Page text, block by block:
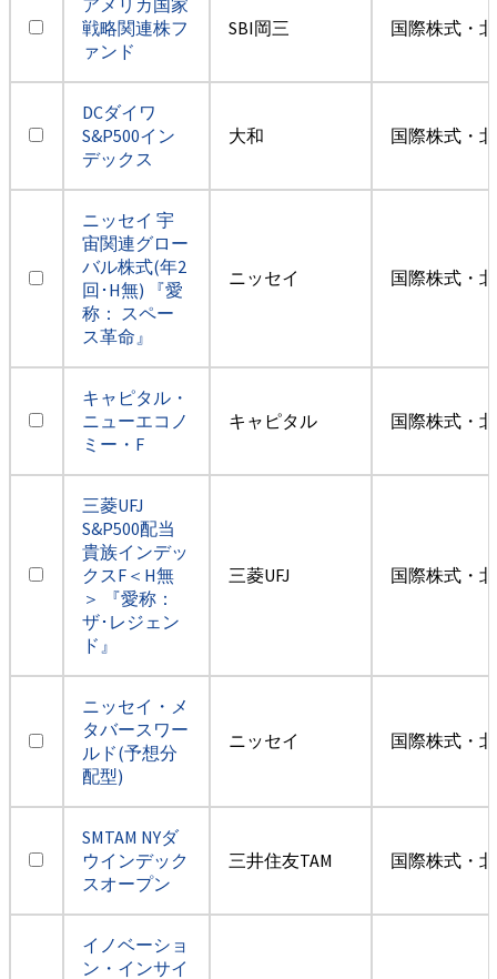
戦略関連株フ
ァンド
SBI岡三 国際株式・
DCダイワ
S&P500イン
デックス
大和 国際株式・
ニッセイ 宇
宙関連グロー
バル株式(年2
回･H無) 『愛
称： スペー
ス革命』
ニッセイ 国際株式・
キャピタル・
ニューエコノ
ミー・F
キャピタル 国際株式・
三菱UFJ
S&P500配当
貴族インデッ
クスF＜H無
＞ 『愛称：
ザ･レジェン
ド』
三菱UFJ 国際株式・
ニッセイ・メ
タバースワー
ルド(予想分
配型)
ニッセイ 国際株式・
SMTAM NYダ
ウインデック
スオープン
三井住友TAM 国際株式・
イノベーショ
ン・インサイ